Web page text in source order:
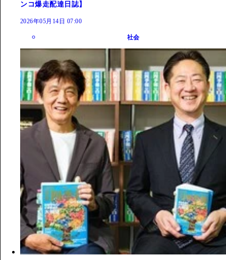
ンコ爆走配達日誌】
2026年05月14日 07:00
社会